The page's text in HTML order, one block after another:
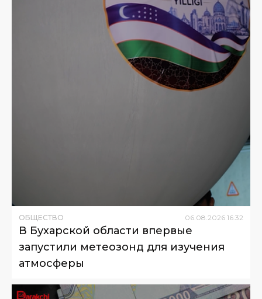
ОБЩЕСТВО 06.08.2026 16:32
В Бухарской области впервые
запустили метеозонд для изучения
атмосферы